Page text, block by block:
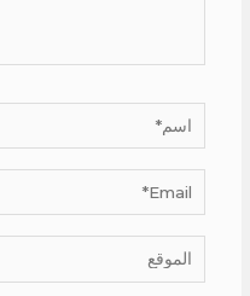
اسم*
Email*
الموقع